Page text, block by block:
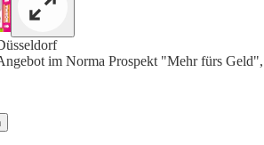
im Norma Prospekt "Mehr fürs